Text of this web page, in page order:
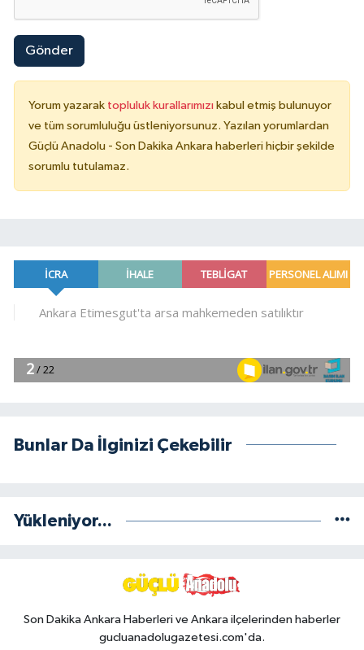
Gönder
Yorum yazarak topluluk kurallarımızı kabul etmiş bulunuyor
ve tüm sorumluluğu üstleniyorsunuz. Yazılan yorumlardan
Güçlü Anadolu - Son Dakika Ankara haberleri hiçbir şekilde
sorumlu tutulamaz.
Bunlar Da İlginizi Çekebilir
Yükleniyor...
Son Dakika Ankara Haberleri ve Ankara ilçelerinden haberler
gucluanadolugazetesi.com'da.